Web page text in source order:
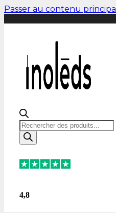
Passer au contenu principal
Recherche
de
produits
4,8